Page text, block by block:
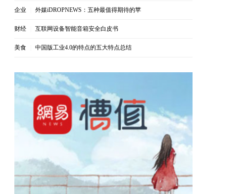
企业 外媒iDROPNEWS：五种最值得期待的苹
财经 互联网设备智能音箱安全白皮书
美食 中国版工业4.0的特点的五大特点总结